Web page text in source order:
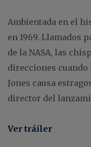
Ambientada en el
en 1969. Llamados
de la NASA, las
direcciones
Jones causa
director del
Ver tráiler